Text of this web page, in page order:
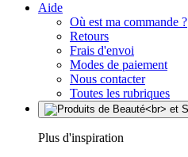
Aide
Où est ma commande ?
Retours
Frais d'envoi
Modes de paiement
Nous contacter
Toutes les rubriques
Plus d'inspiration